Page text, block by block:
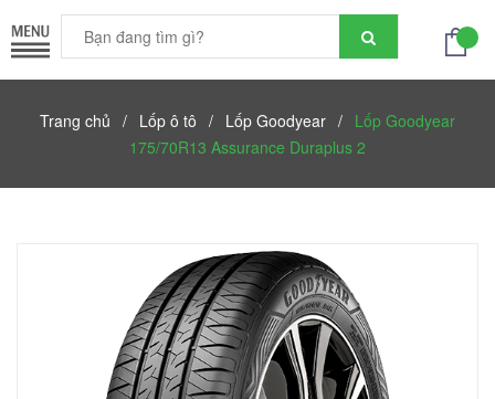
Trang chủ / Lốp ô tô / Lốp Goodyear / Lốp Goodyear
175/70R13 Assurance Duraplus 2